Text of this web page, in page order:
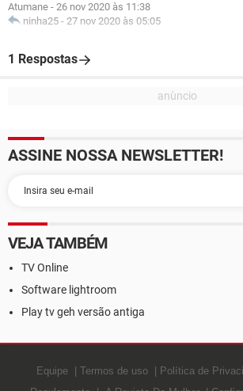
Atumane - 26 nov 2020 às 11:38
ninha25 - 27 nov 2020 às 05:05
1 Respostas
ASSINE NOSSA NEWSLETTER!
VEJA TAMBÉM
TV Online
Software lightroom
Play tv geh versão antiga
Equipe Termos de uso Política de